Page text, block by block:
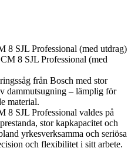
8 SJL Professional (med utdrag)
från Bosch med stor
dammutsugning – lämplig för
material.
8 SJL Professional valdes på
stor kapkapacitet och
yrkesverksamma och seriösa
och flexibilitet i sitt arbete.